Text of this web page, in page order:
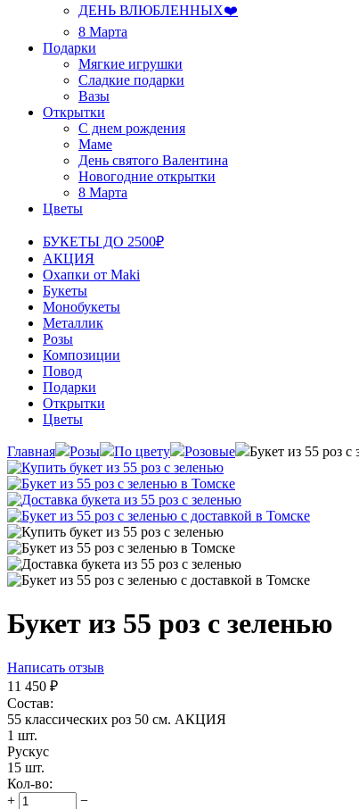
ДЕНЬ ВЛЮБЛЕННЫХ❤️
8 Марта
Подарки
Мягкие игрушки
Сладкие подарки
Вазы
Открытки
С днем рождения
Маме
День святого Валентина
Новогодние открытки
8 Марта
Цветы
БУКЕТЫ ДО 2500₽
АКЦИЯ
Охапки от Maki
Букеты
Монобукеты
Металлик
Розы
Композиции
Повод
Подарки
Открытки
Цветы
Главная Розы По цвету Розовые Букет из 55 роз с
Букет из 55 роз с зеленью
Написать отзыв
11 450 ₽
Состав:
55 классических роз 50 см. АКЦИЯ
1 шт.
Рускус
15 шт.
Кол-во:
+
−